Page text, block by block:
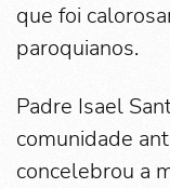
que foi
paroquianos.
Padre Isael
comunidade
concelebrou a